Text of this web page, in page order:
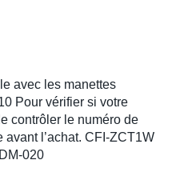
avec les manettes
Pour vérifier si votre
contrôler le numéro de
l’achat. CFI-ZCT1W
020